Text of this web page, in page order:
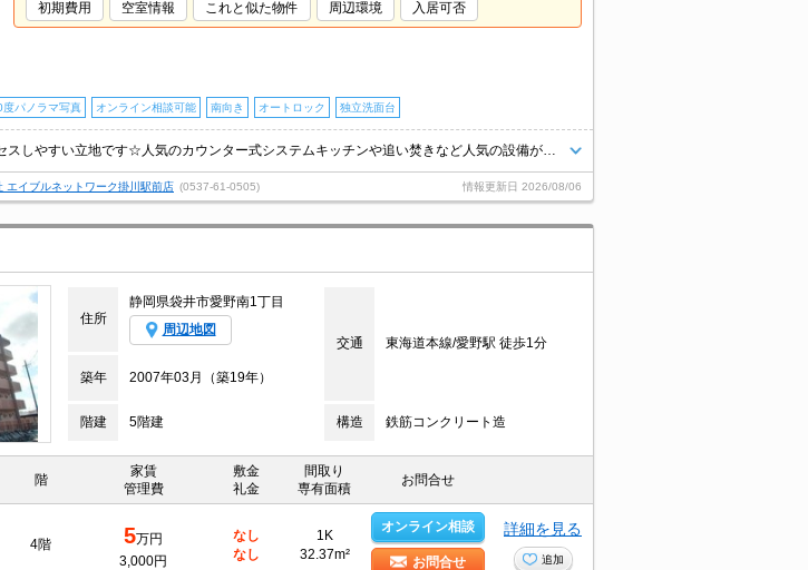
初期費用
空室情報 これと似た物件 周辺環境 入居可否
度パノラマ写真 オンライン相談可能 南向き オートロック 独立洗面台
エイブルネットワーク掛川駅前店 (0537-61-0505) 情報更新日 2026/08/06
住所
静岡県袋井市愛野南1丁目
周辺地図
交通
東海道本線/愛野駅 徒歩1分
築年 2007年03月（築19年）
階建 5階建 構造 鉄筋コンクリート造
階
家賃
管理費
敷金
礼金
間取り
専有面積
お問合せ
4階 5万円
3,000円
なし
なし
1K
32.37m²
オンライン相談
お問合せ
詳細を見る
追加